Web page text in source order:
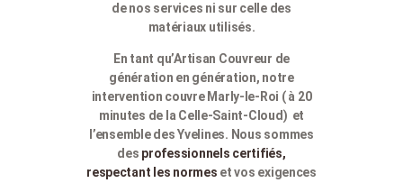
de nos services ni sur celle des
matériaux utilisés.
En tant qu’Artisan Couvreur de
génération en génération, notre
intervention couvre Marly-le-Roi ( à 20
minutes de la Celle-Saint-Cloud) et
l’ensemble des Yvelines. Nous sommes
des professionnels certifiés,
respectant les normes et vos exigences